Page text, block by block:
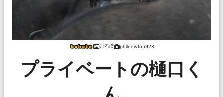
むろぼ philnewton928
プライベートの樋口く